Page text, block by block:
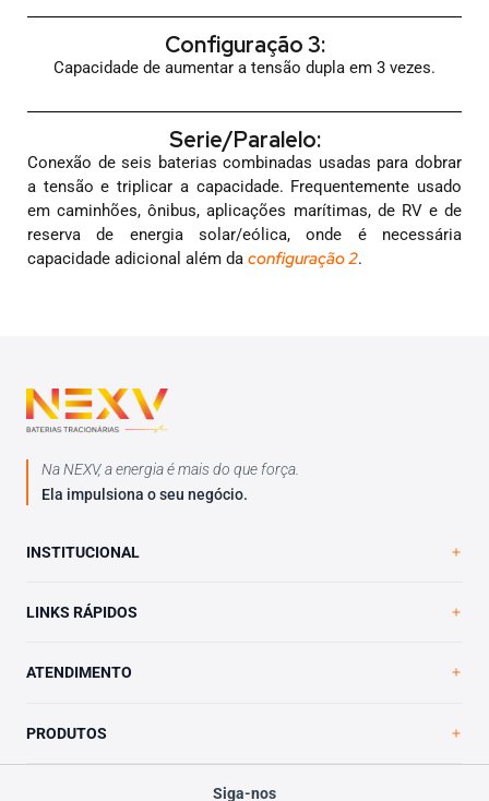
Configuração 3:
Capacidade de aumentar a tensão dupla em 3 vezes.
Serie/Paralelo:
Conexão de seis baterias combinadas usadas para dobrar
a tensão e triplicar a capacidade. Frequentemente usado
em caminhões, ônibus, aplicações marítimas, de RV e de
reserva de energia solar/eólica, onde é necessária
capacidade adicional além da configuração 2.
Na NEXV, a energia é mais do que força.
Ela impulsiona o seu negócio.
INSTITUCIONAL
Trabalhe Conosco
LINKS RÁPIDOS
Contato
ATENDIMENTO
PRODUTOS
Siga-nos